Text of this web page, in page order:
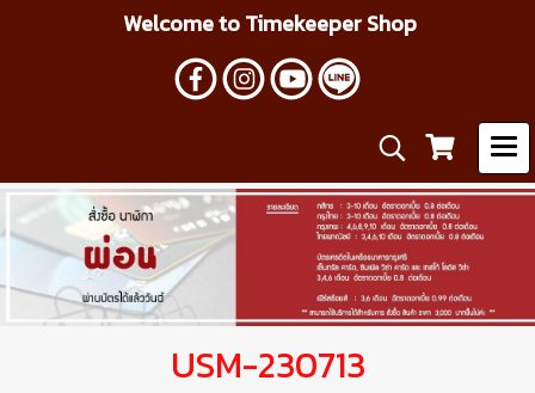
Welcome to Timekeeper Shop
USM-230713